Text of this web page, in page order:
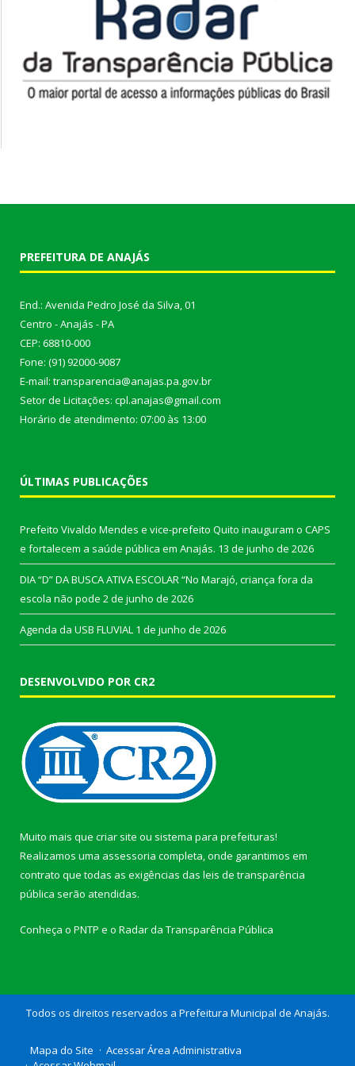
PREFEITURA DE ANAJÁS
End.: Avenida Pedro José da Silva, 01
Centro - Anajás - PA
CEP: 68810-000
Fone: (91) 92000-9087
E-mail: transparencia@anajas.pa.gov.br
Setor de Licitações: cpl.anajas@gmail.com
Horário de atendimento: 07:00 às 13:00
ÚLTIMAS PUBLICAÇÕES
Prefeito Vivaldo Mendes e vice-prefeito Quito inauguram o CAPS
e fortalecem a saúde pública em Anajás. 13 de junho de 2026
DIA “D” DA BUSCA ATIVA ESCOLAR “No Marajó, criança fora da
escola não pode 2 de junho de 2026
Agenda da USB FLUVIAL 1 de junho de 2026
DESENVOLVIDO POR CR2
Muito mais que criar site ou sistema para prefeituras!
Realizamos uma assessoria completa, onde garantimos em
contrato que todas as exigências das leis de transparência
pública serão atendidas.
Conheça o PNTP e o Radar da Transparência Pública
Todos os direitos reservados a Prefeitura Municipal de Anajás.
Mapa do Site
Acessar Área Administrativa